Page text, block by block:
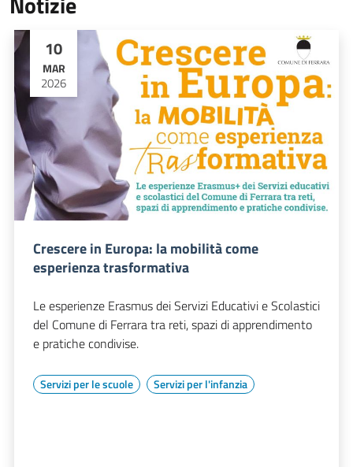
10
MAR
2026
Crescere in Europa: la mobilità come
esperienza trasformativa
Le esperienze Erasmus dei Servizi Educativi e Scolastici
del Comune di Ferrara tra reti, spazi di apprendimento
e pratiche condivise.
Servizi per le scuole Servizi per l'infanzia